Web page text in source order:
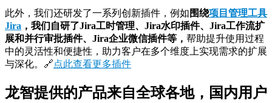
此外，我们还研发了一系列创新插件，例如 围绕项目管理工具
Jira ，我们自研了Jira工时管理、Jira水印插件、Jira工作流扩
展和并行审批插件、Jira企业微信插件等， 帮助提升使用过程
中的灵活性和便捷性，助力客户在多个维度上实现需求的扩展
与深化。🔗点此查看更多插件
龙智提供的产品来自全球各地，国内用户